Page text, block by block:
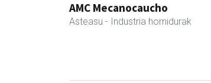
AMC Mecanocaucho
Asteasu - Industria hornidurak